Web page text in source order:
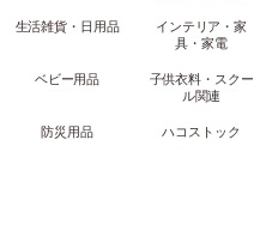
生活雑貨・日用品
インテリア・家
具・家電
ベビー用品
子供衣料・スクー
ル関連
防災用品 ハコストック